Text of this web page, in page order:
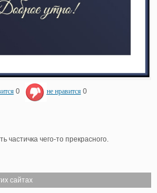
0 не нравится 0
частичка чего-то прекрасного.
сайтах